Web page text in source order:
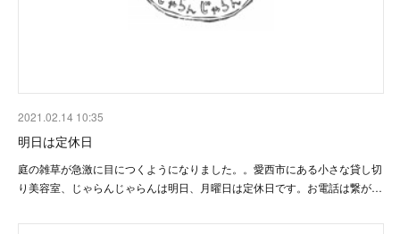
2021.02.14 10:35
明日は定休日
庭の雑草が急激に目につくようになりました。。愛西市にある小さな貸し切
り美容室、じゃらんじゃらんは明日、月曜日は定休日です。お電話は繋が…